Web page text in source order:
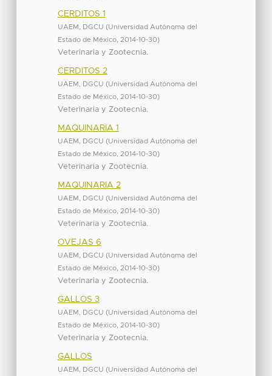
CERDITOS 1
UAEM, DGCU (Universidad Autónoma del
Estado de México, 2014-10-30)
Veterinaria y Zootecnia.
CERDITOS 2
UAEM, DGCU (Universidad Autónoma del
Estado de México, 2014-10-30)
Veterinaria y Zootecnia.
MAQUINARIA 1
UAEM, DGCU (Universidad Autónoma del
Estado de México, 2014-10-30)
Veterinaria y Zootecnia.
MAQUINARIA 2
UAEM, DGCU (Universidad Autónoma del
Estado de México, 2014-10-30)
Veterinaria y Zootecnia.
OVEJAS 6
UAEM, DGCU (Universidad Autónoma del
Estado de México, 2014-10-30)
Veterinaria y Zootecnia.
GALLOS 3
UAEM, DGCU (Universidad Autónoma del
Estado de México, 2014-10-30)
Veterinaria y Zootecnia.
GALLOS
UAEM, DGCU (Universidad Autónoma del